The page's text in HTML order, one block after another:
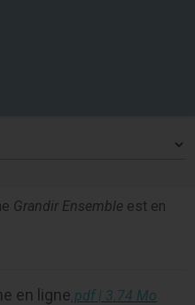
Grandir Ensemble est en
en ligne .pdf | 3.74 Mo